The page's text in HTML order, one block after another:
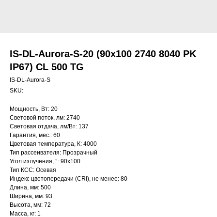
IS-DL-Aurora-S-20 (90x100 2740 8040 PK
IP67) CL 500 TG
IS-DL-Aurora-S
SKU:
Мощность, Вт: 20
Световой поток, лм: 2740
Световая отдача, лм/Вт: 137
Гарантия, мес.: 60
Цветовая температура, К: 4000
Тип рассеивателя: Прозрачный
Угол излучения, °: 90х100
Тип КСС: Осевая
Индекс цветопередачи (CRI), не менее: 80
Длина, мм: 500
Ширина, мм: 93
Высота, мм: 72
Масса, кг: 1